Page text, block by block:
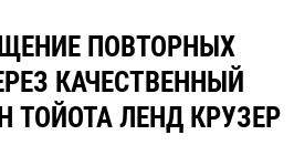
ПОВТОРНЫХ
КАЧЕСТВЕННЫЙ
ТОЙОТА ЛЕНД КРУЗЕР